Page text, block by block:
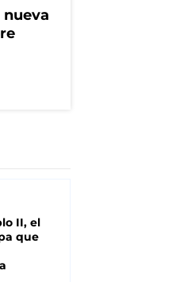
II, el
que